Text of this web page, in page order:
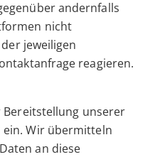
andernfalls
nicht
jeweiligen
reagieren.
unserer
Wir übermitteln
an diese